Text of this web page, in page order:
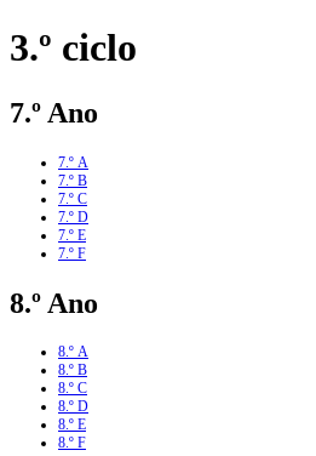
3.º ciclo
7.º Ano
7.º A
7.º B
7.º C
7.º D
7.º E
7.º F
8.º Ano
8.º A
8.º B
8.º C
8.º D
8.º E
8.º F